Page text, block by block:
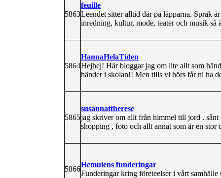
5863
feuille
Leendet sitter alltid där på läpparna. Språk
inredning, kultur, mode, teater och musik så
5864
HannaHelaTiden
Hejhej! Här bloggar jag om lite allt som
händer i skolan!! Men tills vi hörs får ni ha
5865
susannattherese
jag skriver om allt från himmel till jord .
shopping , foto och allt annat som är en stor
5866
Hemulens funderingar
Funderingar kring företeelser i vårt samhälle